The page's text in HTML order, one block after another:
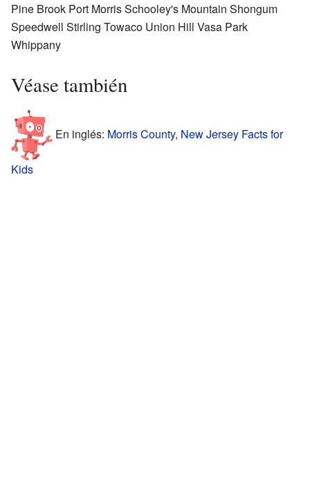
Pine Brook Port Morris Schooley's Mountain Shongum
Speedwell Stirling Towaco Union Hill Vasa Park
Whippany
Véase también
En inglés: Morris County, New Jersey Facts for
Kids